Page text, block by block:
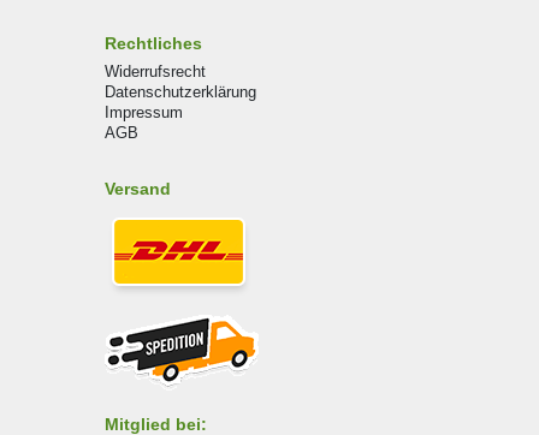
Rechtliches
Widerrufsrecht
Datenschutzerklärung
Impressum
AGB
Versand
Mitglied bei: